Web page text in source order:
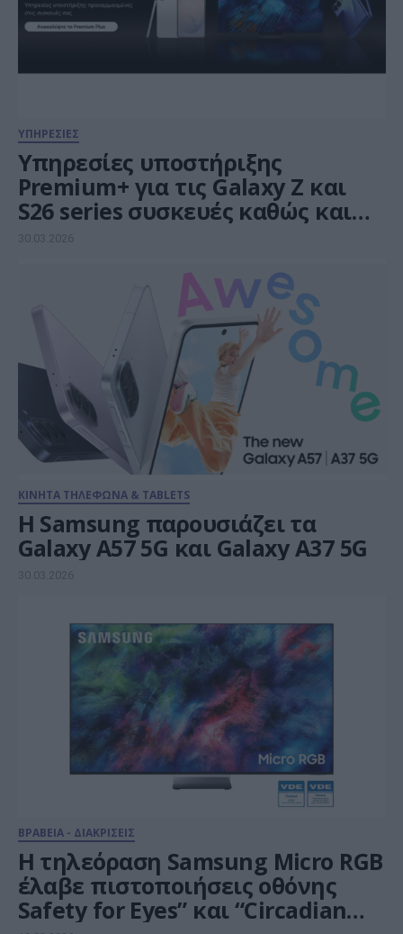
ΥΠΗΡΕΣΙΕΣ
Υπηρεσίες υποστήριξης
Premium+ για τις Galaxy Z και
S26 series συσκευές καθώς και
τις τηλεοράσεις άνω των 98”
30.03.2026
ΚΙΝΗΤΑ ΤΗΛΕΦΩΝΑ & TABLETS
Η Samsung παρουσιάζει τα
Galaxy A57 5G και Galaxy A37 5G
30.03.2026
ΒΡΑΒΕΙΑ - ΔΙΑΚΡΙΣΕΙΣ
Η τηλεόραση Samsung Micro RGB
έλαβε πιστοποιήσεις οθόνης
Safety for Eyes” και “Circadian